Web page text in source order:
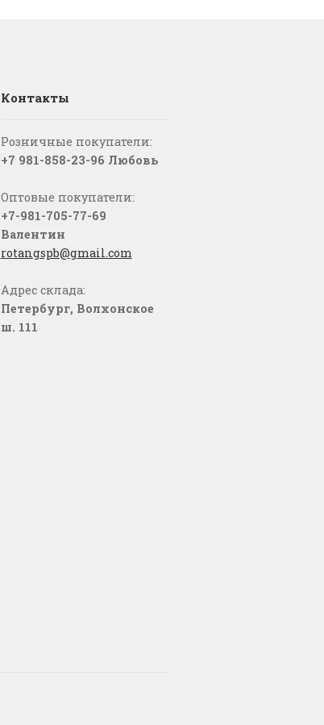
Контакты
Розничные покупатели:
+7 981-858-23-96 Любовь
Оптовые покупатели:
+7-981-705-77-69
Валентин
rotangspb@gmail.com
Адрес склада:
Петербург, Волхонское
ш. 111